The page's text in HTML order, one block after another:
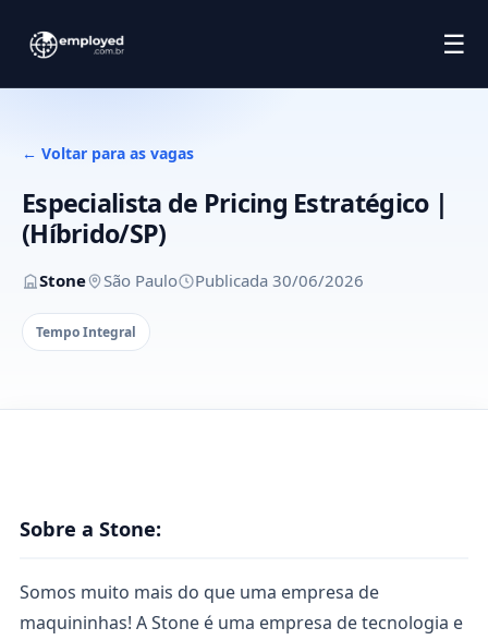
☰
← Voltar para as vagas
Especialista de Pricing Estratégico |
(Híbrido/SP)
Stone São Paulo Publicada 30/06/2026
Tempo Integral
Sobre a Stone:
Somos muito mais do que uma empresa de
maquininhas! A Stone é uma empresa de tecnologia e